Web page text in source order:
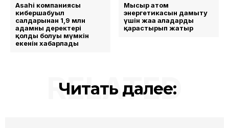
Asahi компаниясы
кибершабуыл
салдарынан 1,9 млн
адамның деректері
қолды болуы мүмкін
екенін хабарлады
Мысыр атом
энергетикасын дамыту
үшін жаңа алаңдарды
қарастырып жатыр
Читать далее:
RELATED